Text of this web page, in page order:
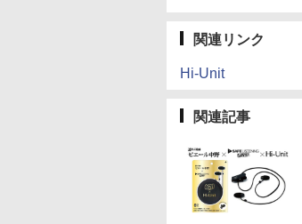
関連リンク
Hi-Unit
関連記事